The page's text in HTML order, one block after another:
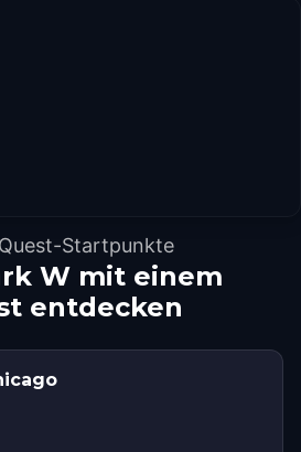
Quest-Startpunkte
W mit einem
entdecken